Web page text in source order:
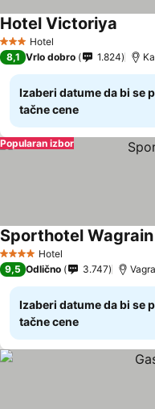
3 Zvezdice
Hotel
Hotel Victoriya
8,1 Vrlo dobro 1.824
Izaberi datume da bi se
tačne cene
Popularan izbor
4 ZvezdiceHotel
Sporthotel Wagrain
9,5 Odlično 3.747
Izaberi datume da bi se
tačne cene